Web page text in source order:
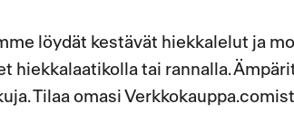
löydät kestävät hiekkalelut ja
hiekkalaatikolla tai rannalla.
Tilaa omasi